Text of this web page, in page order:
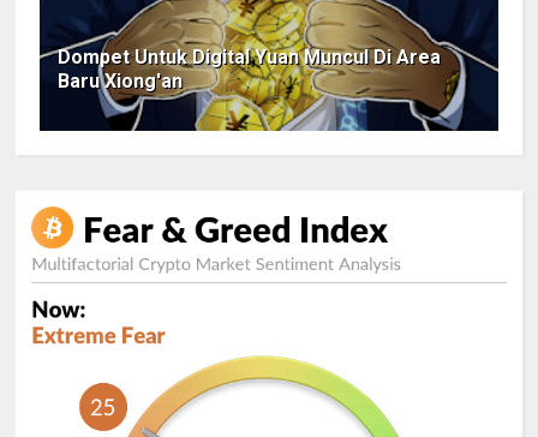
Dompet Untuk Digital Yuan Muncul Di Area
Baru Xiong'an